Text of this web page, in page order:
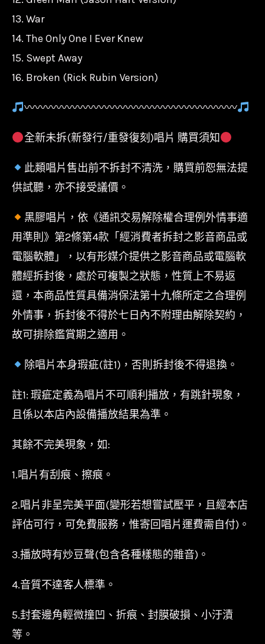
13. War
14. The Only One I Ever Knew
15. Swept Away
16. Broken (Rick Rubin Version)
〰〰〰〰〰〰〰〰〰〰〰〰〰〰〰〰〰〰〰〰
全新未拆(新發行/重發復刻)唱片 購買須知
此類唱片售出前不拆封不清洗，購買前恕無法提
供試聽，亦不接受議價。
黑膠唱片，依《通訊交易解除權合理例外情事適
用準則》第2條第4款「經消費者拆封之影音商品或
電腦軟體」，以有形媒介提供之影音商品或電腦軟
體經拆封後，處於可複製之狀態，性質上不易返
還，本商品性質具備消保法第十九條所定之合理例
外情事，拆封後不得於七日內不附理由解除契約，
故可排除鑑賞期之適用。
除唱片本身瑕疵(註1)，否則拆封後不得退換。
註1: 瑕疵定義為唱片不可順利播放，有跳針現象，
且係以本店內設備播放結果為準。
其餘不完美現象，如:
1.唱片有刮痕、擦痕。
2.唱片非呈完美平面(變形若想嘗試壓平，且經本店
評估可行，可免費服務，惟寄回唱片運費需自付)。
3.播放時有炒豆聲(包含各種樣態的雜音)。
4.音質不達客人標準。
5.封套邊角輕微撞凹、折痕、封膜破損、小汙漬
等。